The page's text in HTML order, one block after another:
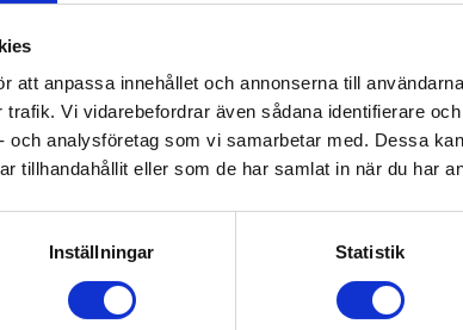
att anpassa innehållet och annonserna till
Vi vidarebefordrar även sådana identifierare
och analysföretag som vi samarbetar med. Dessa
tillhandahållit eller som de har samlat in när du har
Inställningar Statistik